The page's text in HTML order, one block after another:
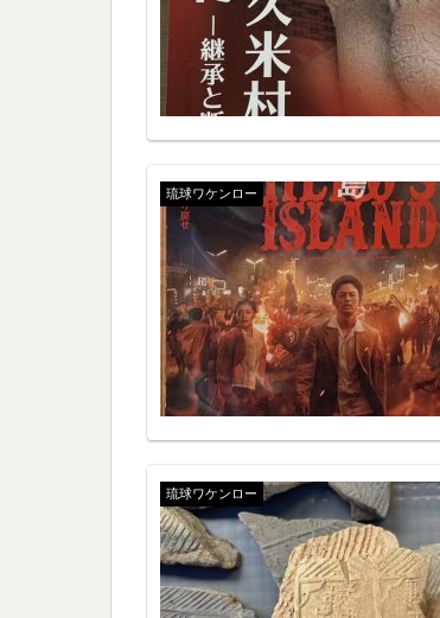
琉球ワケンロー
琉球ワケンロー